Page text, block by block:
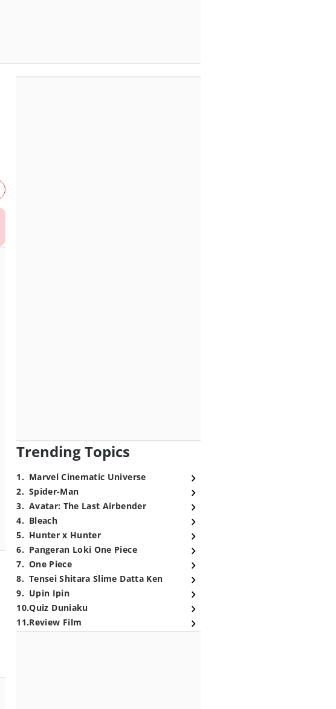
Trending Topics
1. Marvel Cinematic Universe
2. Spider-Man
3. Avatar: The Last Airbender
4. Bleach
5. Hunter x Hunter
6. Pangeran Loki One Piece
7. One Piece
8. Tensei Shitara Slime Datta Ken
9. Upin Ipin
10.Quiz Duniaku
11.Review Film